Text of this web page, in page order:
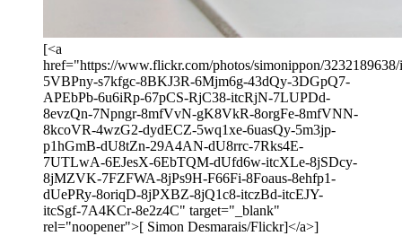
[<a
href="https://www.flickr.com/photos/simonippon/
5VBPny-s7kfgc-8BKJ3R-6Mjm6g-43dQy-3DGpQ7-
APEbPb-6u6iRp-67pCS-RjC38-itcRjN-7LUPDd-
8evzQn-7Npngr-8mfVvN-gK8VkR-8orgFe-8mfVNN-
8kcoVR-4wzG2-dydECZ-5wq1xe-6uasQy-5m3jp-
p1hGmB-dU8tZn-29A4AN-dU8rrc-7Rks4E-
7UTLwA-6EJesX-6EbTQM-dUfd6w-itcXLe-8jSDcy-
8jMZVK-7FZFWA-8jPs9H-F66Fi-8Foaus-8ehfp1-
dUePRy-8oriqD-8jPXBZ-8jQ1c8-itczBd-itcEJY-
itcSgf-7A4KCr-8e2z4C" target="_blank"
rel="noopener">[ Simon Desmarais/Flickr]</a>]